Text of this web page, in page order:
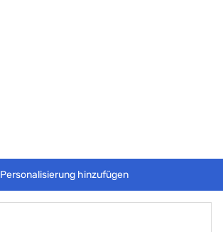
Personalisierung hinzufügen